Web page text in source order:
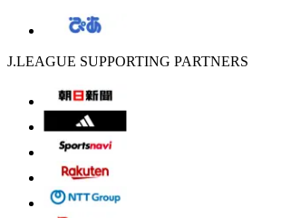
J.LEAGUE SUPPORTING PARTNERS